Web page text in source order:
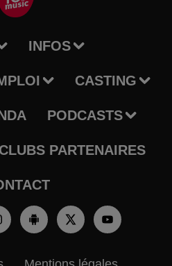
INFOS
CASTING
PODCASTS
CLUBS PARTENAIRES